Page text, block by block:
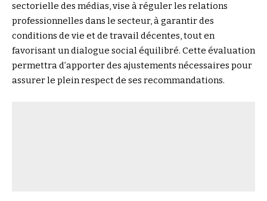
sectorielle des médias, vise à réguler les relations
professionnelles dans le secteur, à garantir des
conditions de vie et de travail décentes, tout en
favorisant un dialogue social équilibré. Cette évaluation
permettra d’apporter des ajustements nécessaires pour
assurer le plein respect de ses recommandations.